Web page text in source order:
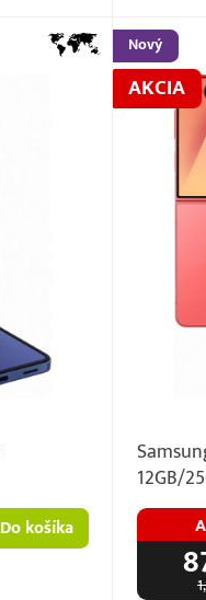
Do košíka
Nový
AKCIA
12GB/